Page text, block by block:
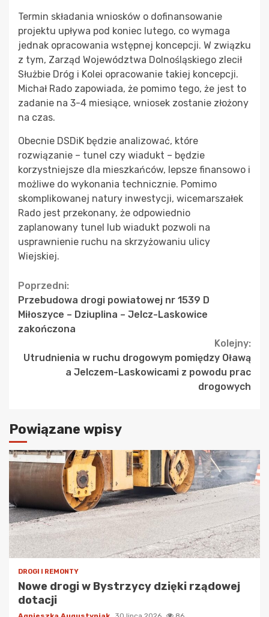
Termin składania wniosków o dofinansowanie
projektu upływa pod koniec lutego, co wymaga
jednak opracowania wstępnej koncepcji. W związku
z tym, Zarząd Województwa Dolnośląskiego zlecił
Służbie Dróg i Kolei opracowanie takiej koncepcji.
Michał Rado zapowiada, że pomimo tego, że jest to
zadanie na 3-4 miesiące, wniosek zostanie złożony
na czas.
Obecnie DSDiK będzie analizować, które
rozwiązanie – tunel czy wiadukt – będzie
korzystniejsze dla mieszkańców, lepsze finansowo i
możliwe do wykonania technicznie. Pomimo
skomplikowanej natury inwestycji, wicemarszałek
Rado jest przekonany, że odpowiednio
zaplanowany tunel lub wiadukt pozwoli na
usprawnienie ruchu na skrzyżowaniu ulicy
Wiejskiej.
Continue
Reading
Poprzedni:
Przebudowa drogi powiatowej nr 1539 D
Miłoszyce – Dziuplina – Jelcz-Laskowice
zakończona
Kolejny:
Utrudnienia w ruchu drogowym pomiędzy Oławą
a Jelczem-Laskowicami z powodu prac
drogowych
Powiązane wpisy
DROGI I REMONTY
Nowe drogi w Bystrzycy dzięki rządowej
dotacji